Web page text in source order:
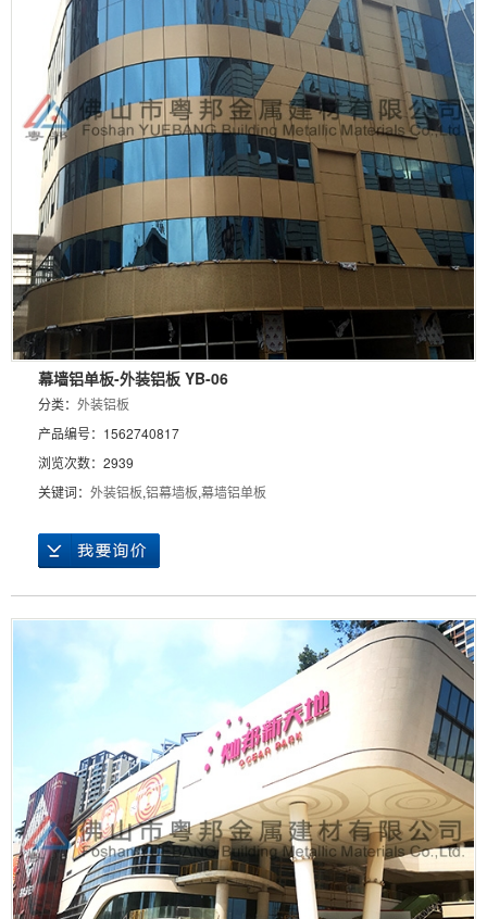
幕墙铝单板-外装铝板 YB-06
分类： 外装铝板
产品编号：1562740817
浏览次数：2939
关键词： 外装铝板,铝幕墙板,幕墙铝单板